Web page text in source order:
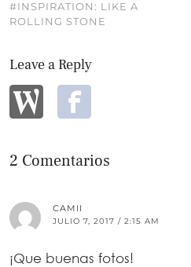
#INSPIRATION: LIKE A
ROLLING STONE
Leave a Reply
2 Comentarios
CAMII
JULIO 7, 2017 / 2:15 AM
¡Que buenas fotos!